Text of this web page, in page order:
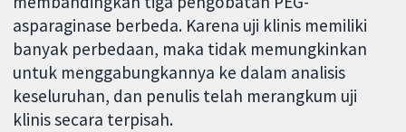
asparaginase berbeda. Karena uji klinis memiliki
banyak perbedaan, maka tidak memungkinkan
untuk menggabungkannya ke dalam analisis
keseluruhan, dan penulis telah merangkum uji
klinis secara terpisah.